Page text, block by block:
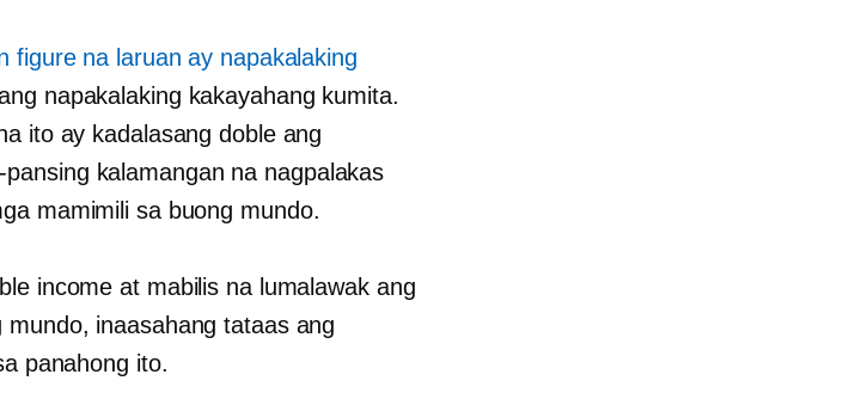
figure na laruan ay napakalaking
napakalaking kakayahang kumita.
ito ay kadalasang doble ang
pansing kalamangan na nagpalakas
mamimili sa buong mundo.
income at mabilis na lumalawak ang
inaasahang tataas ang
panahong ito.